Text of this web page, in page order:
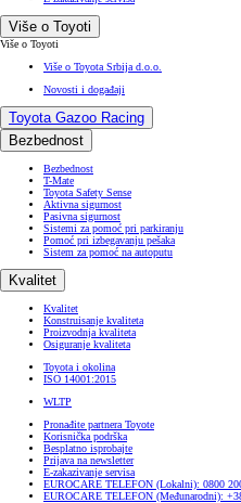
Više o Toyoti
Više o Toyoti
Više o Toyota Srbija d.o.o.
Novosti i događaji
Toyota Gazoo Racing
Bezbednost
Bezbednost
T-Mate
Toyota Safety Sense
Aktivna sigurnost
Pasivna sigurnost
Sistemi za pomoć pri parkiranju
Pomoć pri izbegavanju pešaka
Sistem za pomoć na autoputu
Kvalitet
Kvalitet
Konstruisanje kvaliteta
Proizvodnja kvaliteta
Osiguranje kvaliteta
Toyota i okolina
ISO 14001:2015
WLTP
Pronađite partnera Toyote
Korisnička podrška
Besplatno isprobajte
Prijava na newsletter
E-zakazivanje servisa
EUROCARE TELEFON (Lokalni): 0800
EUROCARE TELEFON (Međunarodni):